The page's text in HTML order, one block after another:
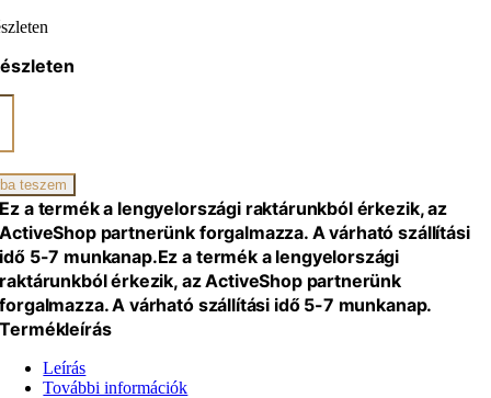
teszem
Ez a termék a lengyelországi raktárunkból érkezik, az
ActiveShop partnerünk forgalmazza. A várható szállítási
idő 5-7 munkanap.Ez a termék a lengyelországi
raktárunkból érkezik, az ActiveShop partnerünk
forgalmazza. A várható szállítási idő 5-7 munkanap.
Termékleírás
Leírás
További információk